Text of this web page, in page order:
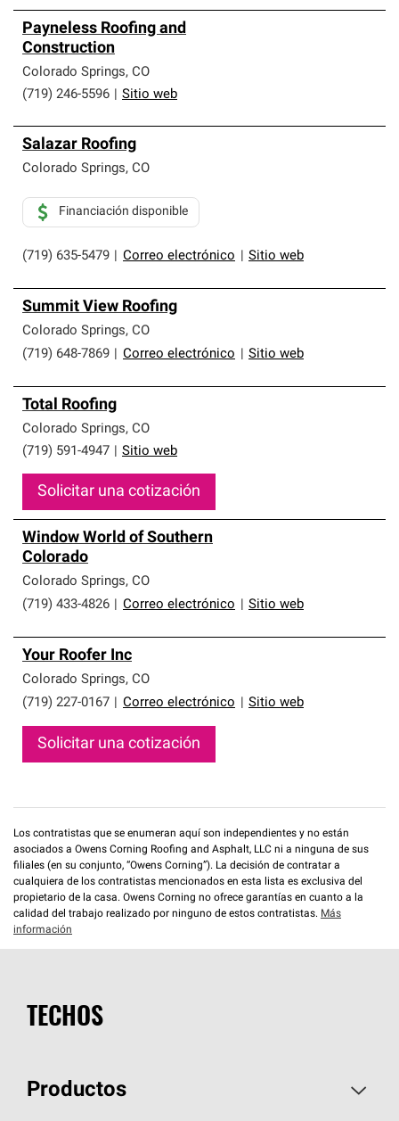
Payneless Roofing and
Construction
Colorado Springs, CO
(719) 246-5596
Sitio web
Salazar Roofing
Colorado Springs, CO
(719) 635-5479 Correo electrónico Sitio web
Financiación disponible
Summit View Roofing
Colorado Springs, CO
(719) 648-7869
Correo electrónico Sitio web
Total Roofing
Colorado Springs, CO
(719) 591-4947
Sitio web
Solicitar una cotización
Window World of Southern
Colorado
Colorado Springs, CO
(719) 433-4826
Correo electrónico Sitio web
Your Roofer Inc
Colorado Springs, CO
(719) 227-0167
Correo electrónico Sitio web
Solicitar una cotización
Los contratistas que se enumeran aquí son independientes y no están
asociados a Owens Corning Roofing and Asphalt, LLC ni a ninguna de sus
filiales (en su conjunto, “Owens Corning”). La decisión de contratar a
cualquiera de los contratistas mencionados en esta lista es exclusiva del
propietario de la casa. Owens Corning no ofrece garantías en cuanto a la
calidad del trabajo realizado por ninguno de estos contratistas. Más
información
TECHOS
Productos